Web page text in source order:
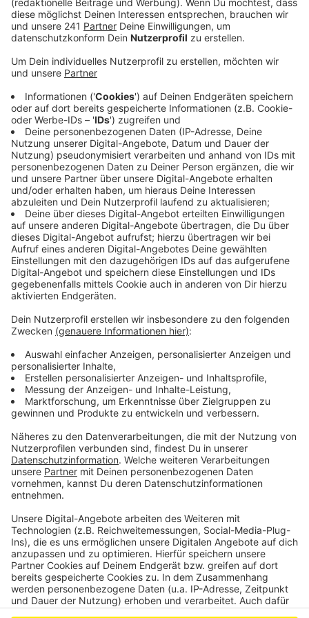
Anzeige
auch in Bergisch Gladbach ein Durchsuchungs-
Beschluss vollstreckt worden. In Köln haben bei
einem 34jährigen die Handschellen geklickt.
Veröffentlicht:Dienstag, 23.04.2024 16:44
Anzeige
Es wird derzeit gegen sieben Beschuldigte im Alter
zwischen 34 und 69 Jahren ermittelt. Der Vorwurf:
banden- und gewerbsmäßigen Handel treiben mit
Cannabis. Die Beschuldigten sollen seit März 2023
gemeinsam eine Cannabis-Plantage betrieben und die
Ernte dann in großem Stil verkauft haben.
Insgesamt sind acht Wohnungen und eine Kleingarten-
Anlage in Köln, Bornheim, Hürth und Bergisch Gladbach
sowie zwei Lagerhallen in Hürth und dem Rheinland-
eine professionell betriebene Indoor-Plantage
scharfe Munition sichergestellt.
In Köln wurde ein 34jähriger mit mutmaßlichen
Bezügen zum Rocker-Milieu vorläufig festgenommen
– wegen Fluchtgefahr soll er vor den Haftrichter.
Anzeige
Anzeige